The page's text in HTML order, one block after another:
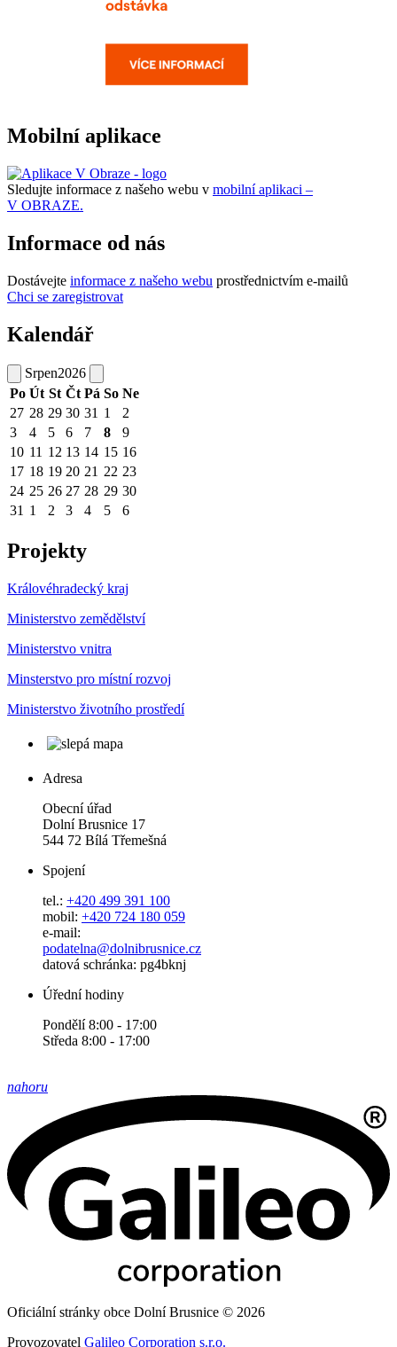
Mobilní aplikace
Sledujte informace z našeho webu v mobilní aplikaci –
V OBRAZE.
Informace od nás
Dostávejte informace z našeho webu prostřednictvím e-mailů
Chci se zaregistrovat
Kalendář
Srpen2026
Po Út St Čt Pá So Ne
27 28 29 30 31 1
2
3
4 5 6 7 8
9
10 11 12 13 14 15 16
17 18 19 20 21 22 23
24 25 26 27 28 29 30
31 1 2 3 4 5 6
Projekty
Královéhradecký kraj
Ministerstvo zemědělství
Ministerstvo vnitra
Minsterstvo pro místní rozvoj
Ministerstvo životního prostředí
Adresa
Obecní úřad
Dolní Brusnice 17
544 72 Bílá Třemešná
Spojení
tel.: +420 499 391 100
mobil: +420 724 180 059
e-mail:
podatelna@dolnibrusnice.cz
datová schránka: pg4bknj
Úřední hodiny
Pondělí 8:00 - 17:00
Středa 8:00 - 17:00
nahoru
Oficiální stránky obce Dolní Brusnice © 2026
Provozovatel Galileo Corporation s.r.o.